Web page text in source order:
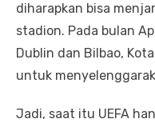
diharapkan bisa
stadion. Pada bulan
Dublin dan Bilbao,
untuk
Jadi, saat itu UEFA